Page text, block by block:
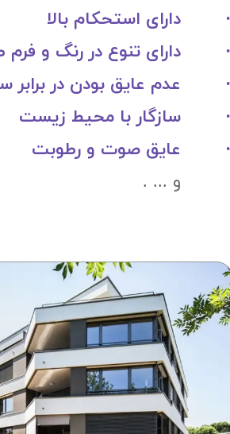
· دارای استحکام بالا
· دارای تنوع در رنگ و فرم
· عدم عایق بودن در برابر
· سازگار با محیط زیست
· عایق صوت و رطوبت
و ... .